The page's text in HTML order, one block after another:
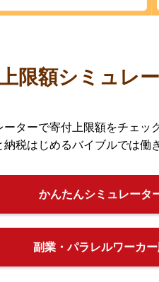
限額シミュレ
ーターで寄付上限額をチェッ
納税はじめるバイブルでは働
かんたんシミュレータ
副業・パラレルワーカー